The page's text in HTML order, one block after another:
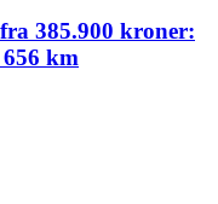
385.900 kroner:
km